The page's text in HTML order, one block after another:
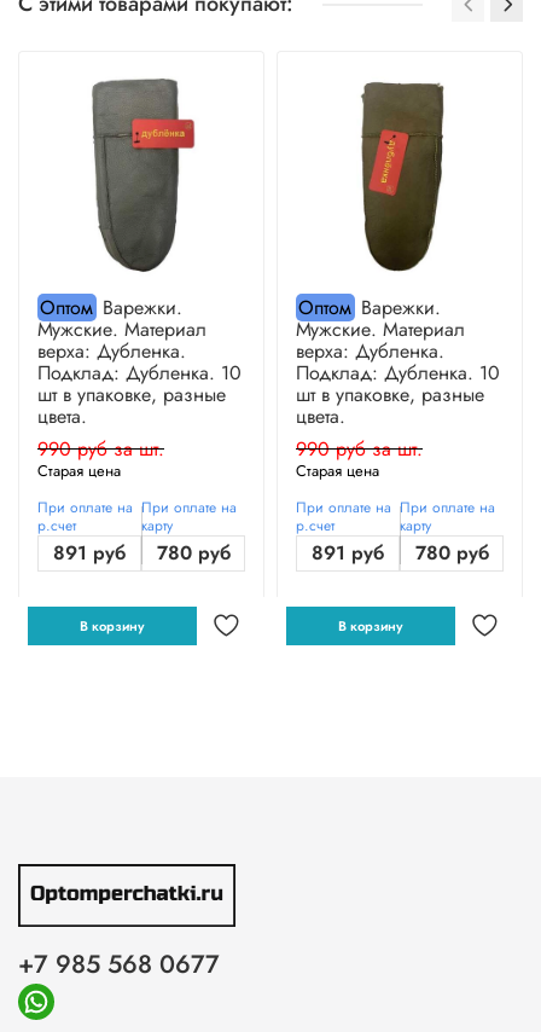
ОптомВарежки.
Мужские. Материал
верха: Дубленка.
Подклад: Дубленка. 10
шт в упаковке, разные
цвета.
990 руб за шт.
Старая цена
При оплате на
р.счет
891 руб
При оплате на
карту
780 руб
В корзину
ОптомВарежки.
Мужские. Материал
верха: Дубленка.
Подклад: Дубленка. 10
шт в упаковке, разные
цвета.
990 руб за шт.
Старая цена
При оплате на
р.счет
891 руб
При оплате на
карту
780 руб
В корзину
+7 985 568 0677